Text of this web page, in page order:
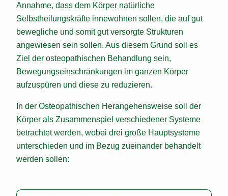
Annahme, dass dem Körper natürliche
Selbstheilungskräfte innewohnen sollen, die auf gut
bewegliche und somit gut versorgte Strukturen
angewiesen sein sollen. Aus diesem Grund soll es
Ziel der osteopathischen Behandlung sein,
Bewegungseinschränkungen im ganzen Körper
aufzuspüren und diese zu reduzieren.
In der Osteopathischen Herangehensweise soll der
Körper als Zusammenspiel verschiedener Systeme
betrachtet werden, wobei drei große Hauptsysteme
unterschieden und im Bezug zueinander behandelt
werden sollen: